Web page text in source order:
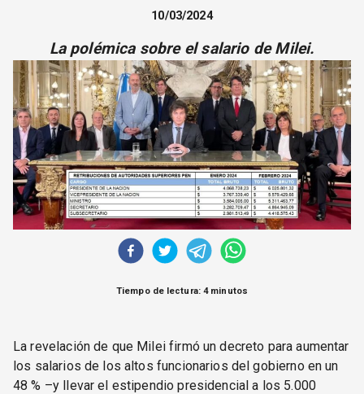
SOCIEDAD Y CULTURA
CORREO DE LECTORES
DEBATE
ARCHIVO
DECLARACIONES
OPINIÓN
ALTAMIRA RESPONDE
Política Obrera Revista
CONTACTO
10/03/2024
La polémica sobre el salario de Milei.
Tiempo de lectura: 4 minutos
La revelación de que Milei firmó un decreto para aumentar
los salarios de los altos funcionarios del gobierno en un
48 % –y llevar el estipendio presidencial a los 5.000